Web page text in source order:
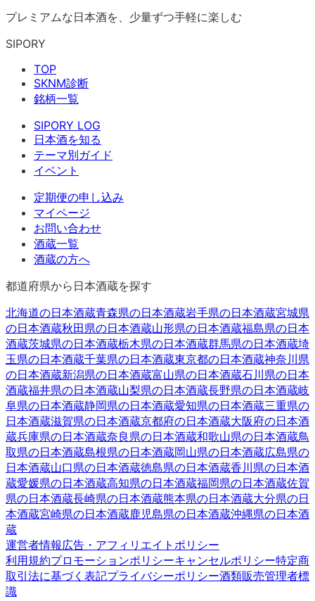
プレミアムな日本酒を、少量ずつ手軽に楽しむ
SIPORY
TOP
SKNM診断
銘柄一覧
SIPORY LOG
日本酒を知る
テーマ別ガイド
イベント
定期便の申し込み
マイページ
お問い合わせ
酒蔵一覧
酒蔵の方へ
都道府県から日本酒蔵を探す
北海道の日本酒蔵青森県の日本酒蔵岩手県の日本酒蔵宮城県
の日本酒蔵秋田県の日本酒蔵山形県の日本酒蔵福島県の日本
酒蔵茨城県の日本酒蔵栃木県の日本酒蔵群馬県の日本酒蔵埼
玉県の日本酒蔵千葉県の日本酒蔵東京都の日本酒蔵神奈川県
の日本酒蔵新潟県の日本酒蔵富山県の日本酒蔵石川県の日本
酒蔵福井県の日本酒蔵山梨県の日本酒蔵長野県の日本酒蔵岐
阜県の日本酒蔵静岡県の日本酒蔵愛知県の日本酒蔵三重県の
日本酒蔵滋賀県の日本酒蔵京都府の日本酒蔵大阪府の日本酒
蔵兵庫県の日本酒蔵奈良県の日本酒蔵和歌山県の日本酒蔵鳥
取県の日本酒蔵島根県の日本酒蔵岡山県の日本酒蔵広島県の
日本酒蔵山口県の日本酒蔵徳島県の日本酒蔵香川県の日本酒
蔵愛媛県の日本酒蔵高知県の日本酒蔵福岡県の日本酒蔵佐賀
県の日本酒蔵長崎県の日本酒蔵熊本県の日本酒蔵大分県の日
本酒蔵宮崎県の日本酒蔵鹿児島県の日本酒蔵沖縄県の日本酒
蔵
運営者情報 広告・アフィリエイトポリシー
利用規約プロモーションポリシーキャンセルポリシー特定商
取引法に基づく表記プライバシーポリシー酒類販売管理者標
識